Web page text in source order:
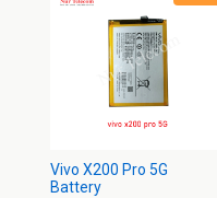
Vivo X200 Pro 5G
Battery